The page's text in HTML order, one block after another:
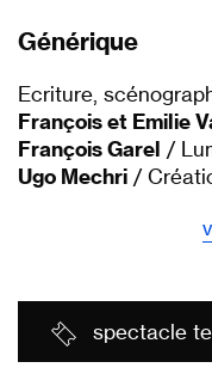
Générique
Ecriture,
François et Emilie
François Garel /
Ugo Mechri /
spectacle